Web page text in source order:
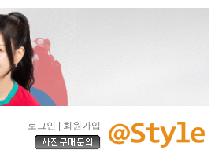
로그인 회원가입